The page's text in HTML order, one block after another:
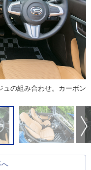
の組み合わせ。カーボン
へ